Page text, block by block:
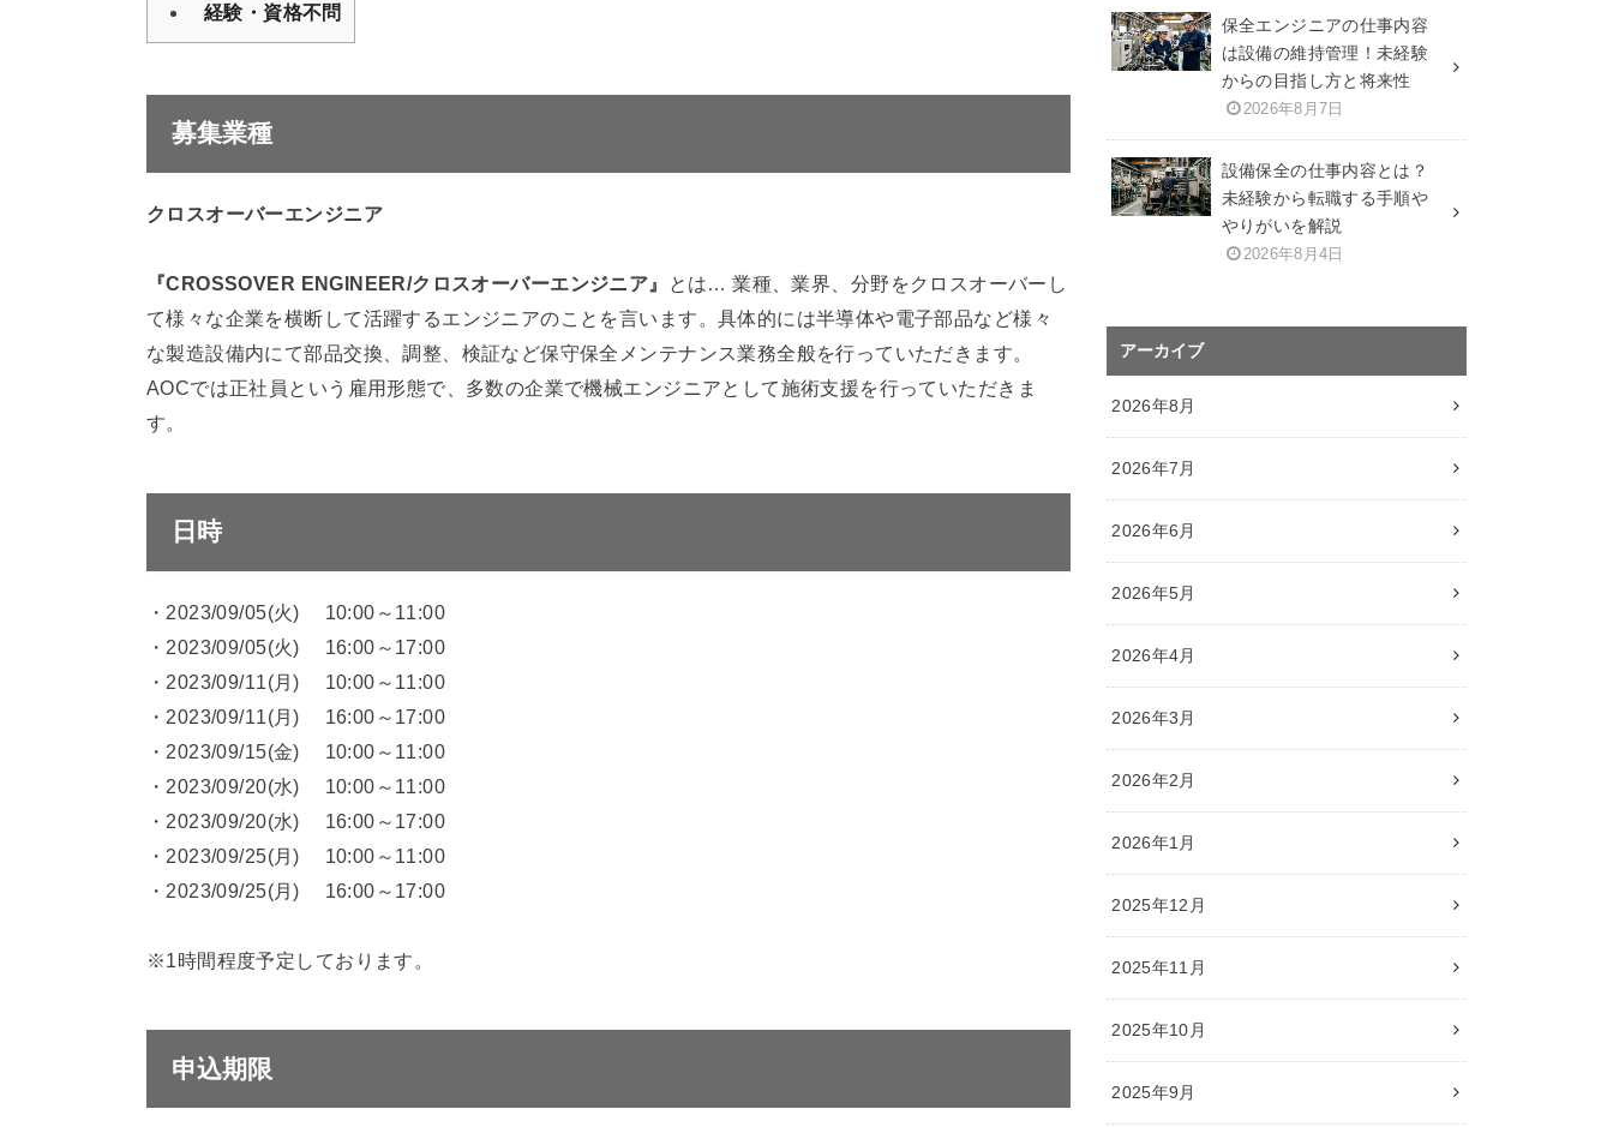
経験・資格不問
募集業種
クロスオーバーエンジニア
『CROSSOVER ENGINEER/クロスオーバーエンジニア』
とは… 業種、業界、分野をクロスオーバーし
て様々な企業を横断して活躍するエンジニアのことを言います。具体的には半導体や電子部品など様々
な製造設備内にて部品交換、調整、検証など保守保全メンテナンス業務全般を行っていただきます。
AOCでは正社員という雇用形態で、多数の企業で機械エンジニアとして施術支援を行っていただきま
す。
日時
・2023/09/05(火) 10:00～11:00
・2023/09/05(火) 16:00～17:00
・2023/09/11(月) 10:00～11:00
・2023/09/11(月) 16:00～17:00
・2023/09/15(金) 10:00～11:00
・2023/09/20(水) 10:00～11:00
・2023/09/20(水) 16:00～17:00
・2023/09/25(月) 10:00～11:00
・2023/09/25(月) 16:00～17:00
※1時間程度予定しております。
申込期限
保全エンジニアの仕事内容
は設備の維持管理！未経験
からの目指し方と将来性
2026年8月7日
設備保全の仕事内容とは？
未経験から転職する手順や
やりがいを解説
2026年8月4日
アーカイブ
2026年8月
2026年7月
2026年6月
2026年5月
2026年4月
2026年3月
2026年2月
2026年1月
2025年12月
2025年11月
2025年10月
2025年9月